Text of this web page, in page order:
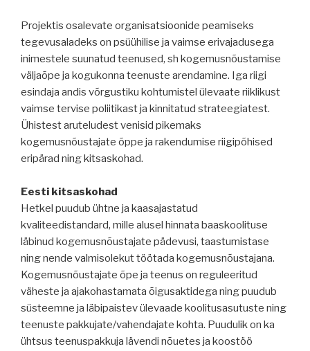
Projektis osalevate organisatsioonide peamiseks
tegevusaladeks on psüühilise ja vaimse erivajadusega
inimestele suunatud teenused, sh kogemusnõustamise
väljaõpe ja kogukonna teenuste arendamine. Iga riigi
esindaja andis võrgustiku kohtumistel ülevaate riiklikust
vaimse tervise poliitikast ja kinnitatud strateegiatest.
Ühistest aruteludest venisid pikemaks
kogemusnõustajate õppe ja rakendumise riigipõhised
eripärad ning kitsaskohad.
Eesti kitsaskohad
Hetkel puudub ühtne ja kaasajastatud
kvaliteedistandard, mille alusel hinnata baaskoolituse
läbinud kogemusnõustajate pädevusi, taastumistase
ning nende valmisolekut töötada kogemusnõustajana.
Kogemusnõustajate õpe ja teenus on reguleeritud
väheste ja ajakohastamata õigusaktidega ning puudub
süsteemne ja läbipaistev ülevaade koolitusasutuste ning
teenuste pakkujate/vahendajate kohta. Puudulik on ka
ühtsus teenuspakkuja lävendi nõuetes ja koostöö